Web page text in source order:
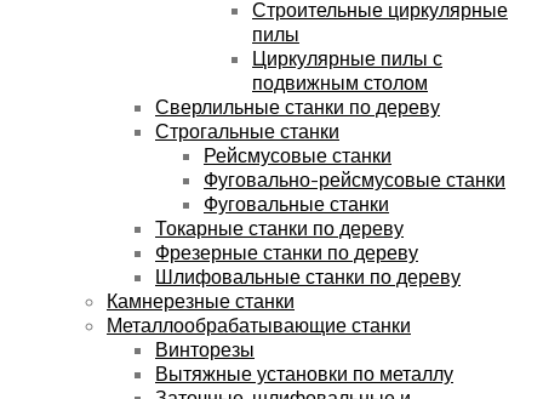
Строительные циркулярные
пилы
Циркулярные пилы с
подвижным столом
Сверлильные станки по дереву
Строгальные станки
Рейсмусовые станки
Фуговально-рейсмусовые станки
Фуговальные станки
Токарные станки по дереву
Фрезерные станки по дереву
Шлифовальные станки по дереву
Камнерезные станки
Металлообрабатывающие станки
Винторезы
Вытяжные установки по металлу